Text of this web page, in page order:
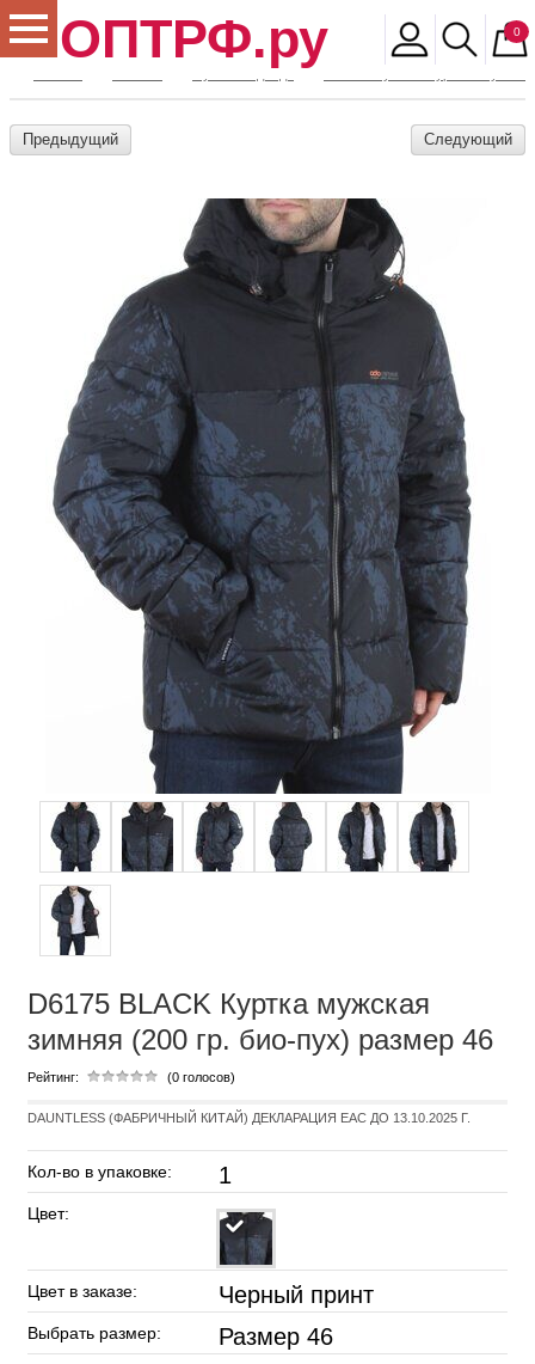
ОПТРФ.ру 0
Предыдущий Следующий
D6175 BLACK Куртка мужская
зимняя (200 гр. био-пух) размер 46
Рейтинг: (0 голосов)
DAUNTLESS (ФАБРИЧНЫЙ КИТАЙ) ДЕКЛАРАЦИЯ EAC ДО 13.10.2025 Г.
Кол-во в упаковке: 1
Цвет:
Цвет в заказе: Черный принт
Выбрать размер: Размер 46